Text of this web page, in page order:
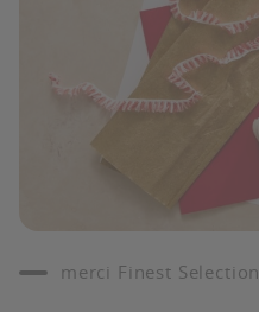
merci Finest Selection